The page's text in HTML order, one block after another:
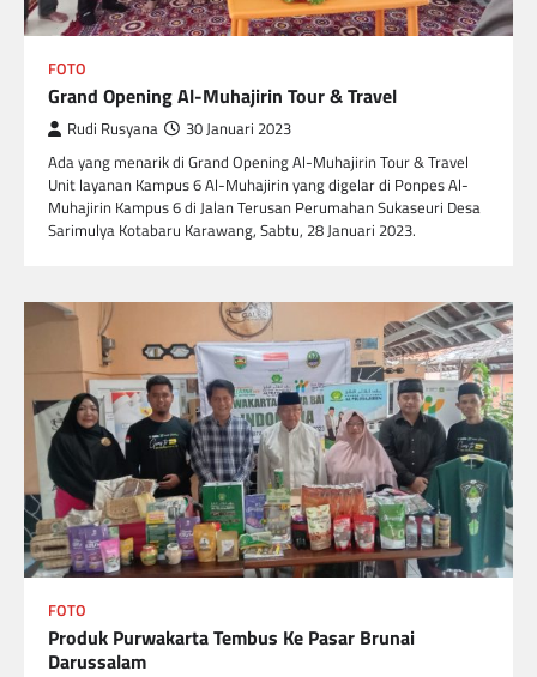
FOTO
Grand Opening Al-Muhajirin Tour & Travel
Rudi Rusyana 30 Januari 2023
Ada yang menarik di Grand Opening Al-Muhajirin Tour & Travel
Unit layanan Kampus 6 Al-Muhajirin yang digelar di Ponpes Al-
Muhajirin Kampus 6 di Jalan Terusan Perumahan Sukaseuri Desa
Sarimulya Kotabaru Karawang, Sabtu, 28 Januari 2023.
FOTO
Produk Purwakarta Tembus Ke Pasar Brunai
Darussalam